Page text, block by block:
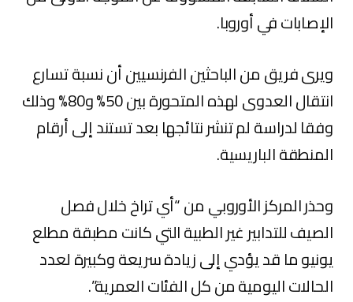
الإصابات في أوروبا.
ويرى فريق من الباحثين الفرنسيين أن نسبة تسارع
انتقال العدوى لهذه المتحورة بين 50% و80% وذلك
وفقا لدراسة لم تنشر نتائجها بعد تستند إلى أرقام
المنطقة الباريسية.
وحذر المركز الأوروبي من “أي تراخ خلال فصل
الصيف للتدابير غير الطبية التي كانت مطبقة مطلع
يونيو ما قد يؤدي إلى زيادة سريعة وكبيرة لعدد
الحالات اليومية من كل الفئات العمرية”.